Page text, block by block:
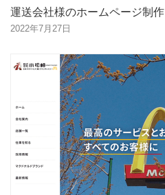
運送会社様のホームページ制作
2022年7月27日